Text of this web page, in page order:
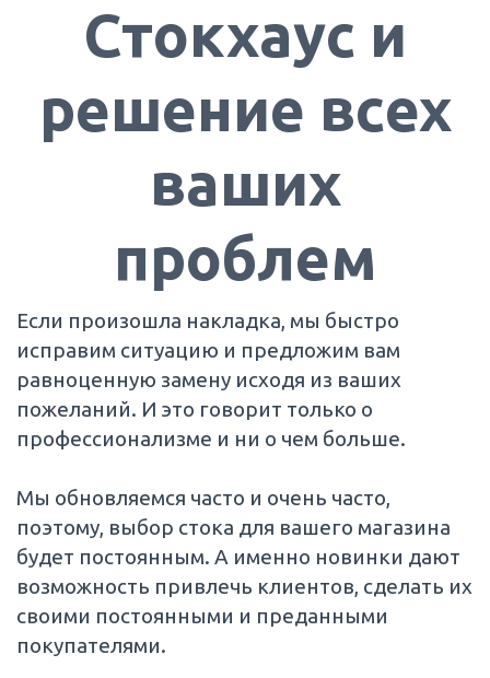
Стокхаус и
решение всех
ваших
проблем
Если произошла накладка, мы быстро
исправим ситуацию и предложим вам
равноценную замену исходя из ваших
пожеланий. И это говорит только о
профессионализме и ни о чем больше.
Мы обновляемся часто и очень часто,
поэтому, выбор стока для вашего магазина
будет постоянным. А именно новинки дают
возможность привлечь клиентов, сделать их
своими постоянными и преданными
покупателями.